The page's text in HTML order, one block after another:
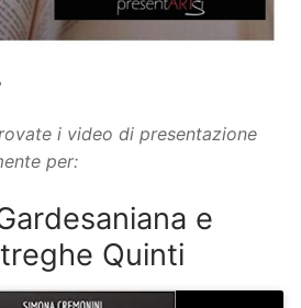
i video di presentazione
per:
e
Quinti